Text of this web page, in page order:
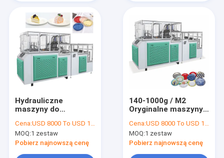
Hydrauliczne
maszyny do
papierowych z płytą
dupleksową 80-120
szt. / min
Cena:USD 8000 To USD 12000 Per Set
MOQ:1 zestaw
Pobierz najnowszą cenę
140-1000g / M2
Oryginalne maszyny
papierowych do
pudełka na lunch
Cena:USD 8000 To USD 12000 Per Set
MOQ:1 zestaw
Pobierz najnowszą cenę